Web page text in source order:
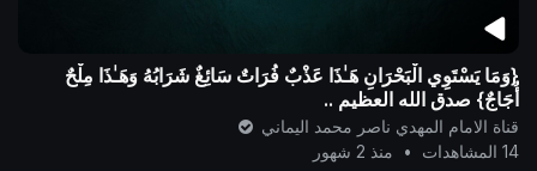
{وَمَا يَسْتَوِي الْبَحْرَانِ هَـٰذَا عَذْبٌ فُرَاتٌ سَائِغٌ شَرَابُهُ وَهَـٰذَا مِلْحٌ
أُجَاجٌ} صدق الله العظيم ..
قناة الامام المهدي ناصر محمد اليماني
14 المشاهدات
• منذ 2 شهور